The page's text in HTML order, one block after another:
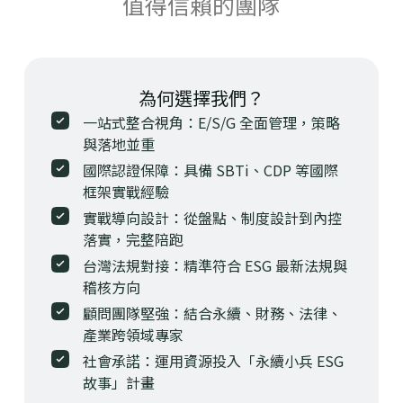
為何選擇我們？
一站式整合視角：E/S/G 全面管理，策略
與落地並重
國際認證保障：具備 SBTi、CDP 等國際
框架實戰經驗
實戰導向設計：從盤點、制度設計到內控
落實，完整陪跑
台灣法規對接：精準符合 ESG 最新法規與
稽核方向
顧問團隊堅強：結合永續、財務、法律、
產業跨領域專家
社會承諾：運用資源投入「永續小兵 ESG
故事」計畫